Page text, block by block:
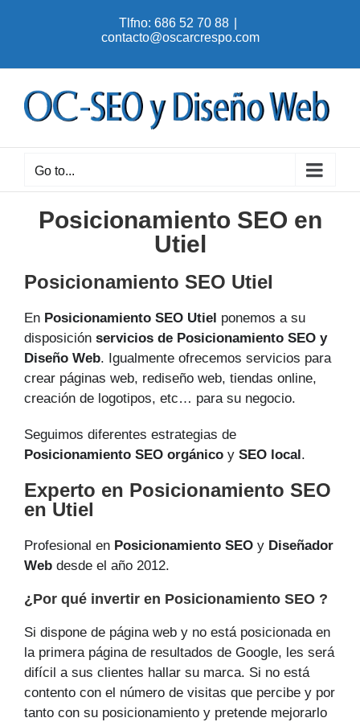
Tlfno: 686 52 70 88
contacto@oscarcrespo.com
Go to...
Posicionamiento SEO en
Utiel
Posicionamiento SEO Utiel
En Posicionamiento SEO Utiel ponemos a su
disposición servicios de Posicionamiento SEO y
Diseño Web. Igualmente ofrecemos servicios para
crear páginas web, rediseño web, tiendas online,
creación de logotipos, etc… para su negocio.
Seguimos diferentes estrategias de
Posicionamiento SEO orgánico y SEO local .
Experto en Posicionamiento SEO
en Utiel
Profesional en Posicionamiento SEO y Diseñador
Web desde el año 2012.
¿Por qué invertir en Posicionamiento SEO ?
Si dispone de página web y no está posicionada en
la primera página de resultados de Google, les será
difícil a sus clientes hallar su marca. Si no está
contento con el número de visitas que percibe y por
tanto con su posicionamiento y pretende mejorarlo